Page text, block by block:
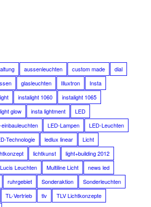
aussenleuchten custom made
dial
glasleuchten Illuxtron
Insta
instalight 1060
instalight 1065
glow insta lightment
LED
einbauleuchten LED-Lampen
LED-Leuchten
Technologie ledlux linear
Licht
lichtkunst
light+building 2012
Lucis Leuchten Multiline Licht
news led
ruhrgebiet Sonderaktion
Sonderleuchten
TL-Vertrieb tlv
TLV Lichtkonzepte